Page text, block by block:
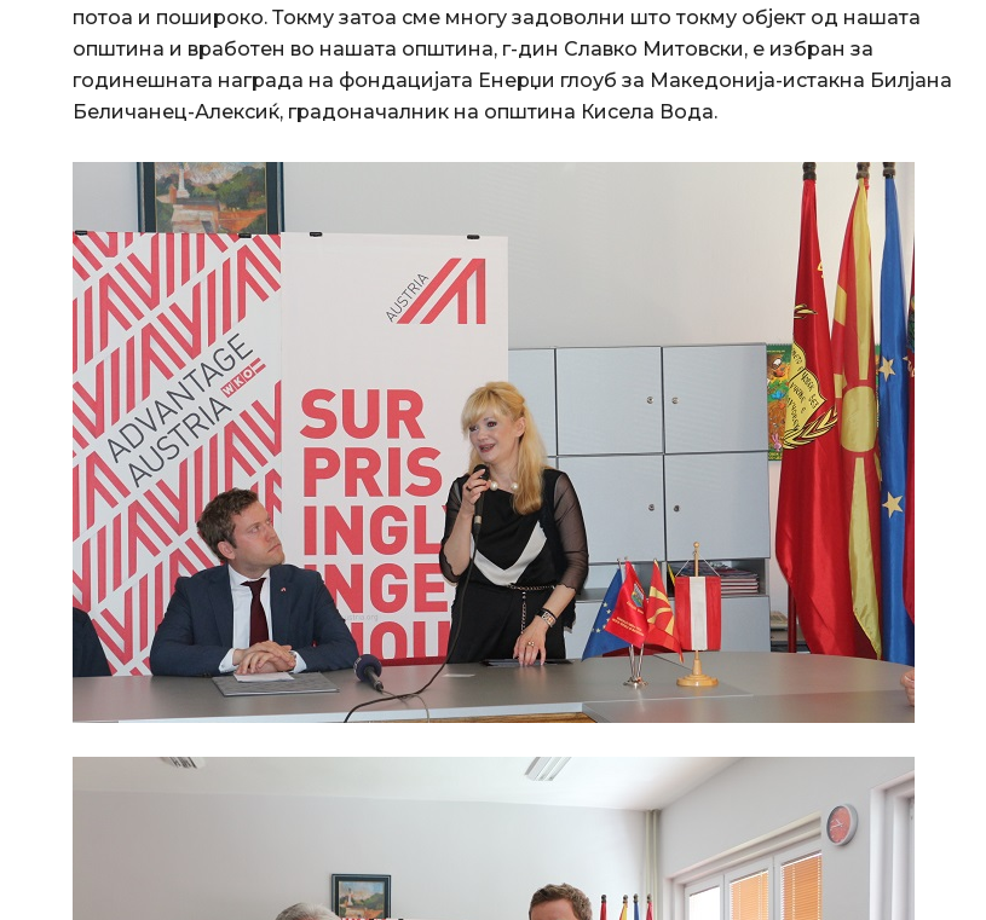
потоа и пошироко. Токму затоа сме многу задоволни што токму објект од нашата
општина и вработен во нашата општина, г-дин Славко Митовски, е избран за
годинешната награда на фондацијата Енерџи глоуб за Македонија-истакна Билјана
Беличанец-Алексиќ, градоначалник на општина Кисела Вода.